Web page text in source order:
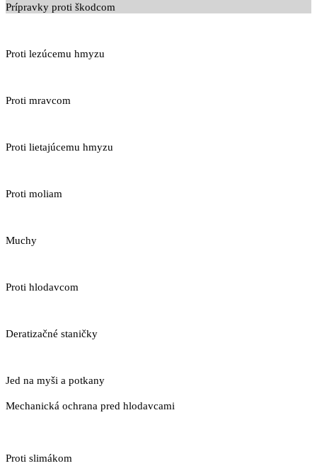
Prípravky proti škodcom
Proti lezúcemu hmyzu
Proti mravcom
Proti lietajúcemu hmyzu
Proti moliam
Muchy
Proti hlodavcom
Deratizačné staničky
Jed na myši a potkany
Mechanická ochrana pred hlodavcami
Proti slimákom